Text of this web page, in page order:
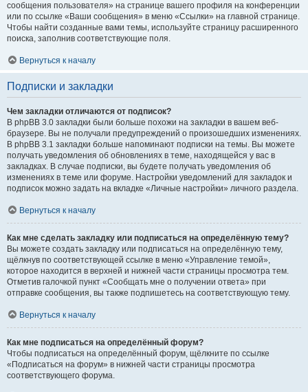
сообщения пользователя» на странице вашего профиля на конференции
или по ссылке «Ваши сообщения» в меню «Ссылки» на главной странице.
Чтобы найти созданные вами темы, используйте страницу расширенного
поиска, заполнив соответствующие поля.
Вернуться к началу
Подписки и закладки
Чем закладки отличаются от подписок?
В phpBB 3.0 закладки были больше похожи на закладки в вашем веб-
браузере. Вы не получали предупреждений о произошедших изменениях.
В phpBB 3.1 закладки больше напоминают подписки на темы. Вы можете
получать уведомления об обновлениях в теме, находящейся у вас в
закладках. В случае подписки, вы будете получать уведомления об
изменениях в теме или форуме. Настройки уведомлений для закладок и
подписок можно задать на вкладке «Личные настройки» личного раздела.
Вернуться к началу
Как мне сделать закладку или подписаться на определённую тему?
Вы можете создать закладку или подписаться на определённую тему,
щёлкнув по соответствующей ссылке в меню «Управление темой»,
которое находится в верхней и нижней части страницы просмотра тем.
Отметив галочкой пункт «Сообщать мне о получении ответа» при
отправке сообщения, вы также подпишетесь на соответствующую тему.
Вернуться к началу
Как мне подписаться на определённый форум?
Чтобы подписаться на определённый форум, щёлкните по ссылке
«Подписаться на форум» в нижней части страницы просмотра
соответствующего форума.